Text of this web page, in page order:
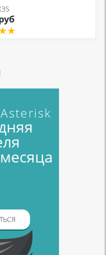
персональных данных для связи
обработки персональных